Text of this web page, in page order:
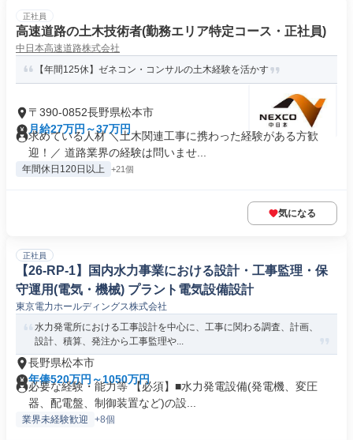
正社員
高速道路の土木技術者(勤務エリア特定コース・正社員)
中日本高速道路株式会社
【年間125休】ゼネコン・コンサルの土木経験を活かす
〒390-0852長野県松本市
月給27万円～37万円
求めている人材 ＼土木関連工事に携わった経験がある方歓
迎！／ 道路業界の経験は問いませ...
年間休日120日以上 +21個
気になる
正社員
【26-RP-1】国内水力事業における設計・工事監理・保
守運用(電気・機械) プラント電気設備設計
東京電力ホールディングス株式会社
水力発電所における工事設計を中心に、工事に関わる調査、計画、
設計、積算、発注から工事監理や...
長野県松本市
年俸520万円～1050万円
必要な経験・能力等 【必須】■水力発電設備(発電機、変圧
器、配電盤、制御装置など)の設...
業界未経験歓迎 +8個